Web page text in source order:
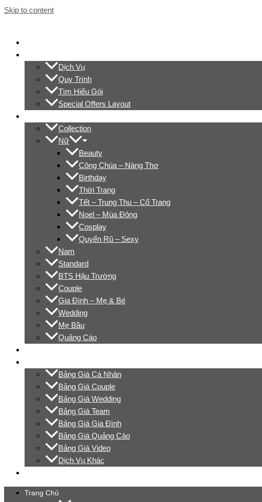
Skip to content
Dịch Vụ
Quy Trình
Tìm Hiểu Gói
Special Offers Layout
Collection
Nữ
Beauty
Công Chúa – Nàng Thơ
Birthday
Thời Trang
Tết – Trung Thu – Cổ Trang
Noel – Mùa Đông
Cosplay
Quyến Rũ – Sexy
Nam
Standard
BTS Hậu Trường
Couple
Gia Đình – Mẹ & Bé
Wedding
Mẹ Bầu
Quảng Cáo
Bảng Giá Cá Nhân
Bảng Giá Couple
Bảng Giá Wedding
Bảng Giá Team
Bảng Giá Gia Đình
Bảng Giá Quảng Cáo
Bảng Giá Video
Dịch Vụ Khác
Trang Chủ